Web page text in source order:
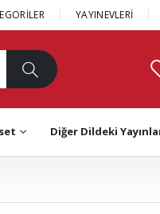
YAYINEVLERİ
Diğer Dildeki